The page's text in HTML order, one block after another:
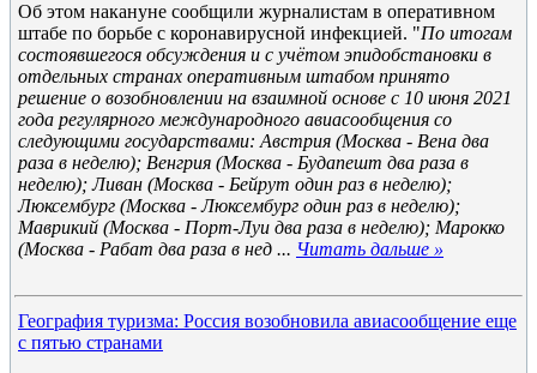
Об этом накануне сообщили журналистам в оперативном
штабе по борьбе с коронавирусной инфекцией. "По итогам
состоявшегося обсуждения и с учётом эпидобстановки в
отдельных странах оперативным штабом принято
решение о возобновлении на взаимной основе с 10 июня 2021
года регулярного международного авиасообщения со
следующими государствами: Австрия (Москва - Вена два
раза в неделю); Венгрия (Москва - Будапешт два раза в
неделю); Ливан (Москва - Бейрут один раз в неделю);
Люксембург (Москва - Люксембург один раз в неделю);
Маврикий (Москва - Порт-Луи два раза в неделю); Марокко
(Москва - Рабат два раза в нед ... Читать дальше »
География туризма: Россия возобновила авиасообщение еще
с пятью странами